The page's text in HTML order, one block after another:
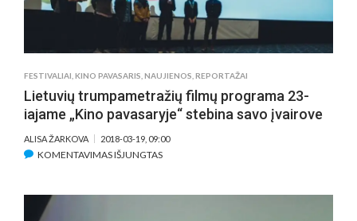
PREMJERA
FESTIVALIAI KINO PAVASARIS NAUJIENOS REPORTAŽAI
Lietuvių trumpametražių filmų programa 23-
iajame „Kino pavasaryje“ stebina savo įvairove
ALISA ŽARKOVA 2018-03-19, 09:00
KOMENTAVIMAS IŠJUNGTASĮRAŠE